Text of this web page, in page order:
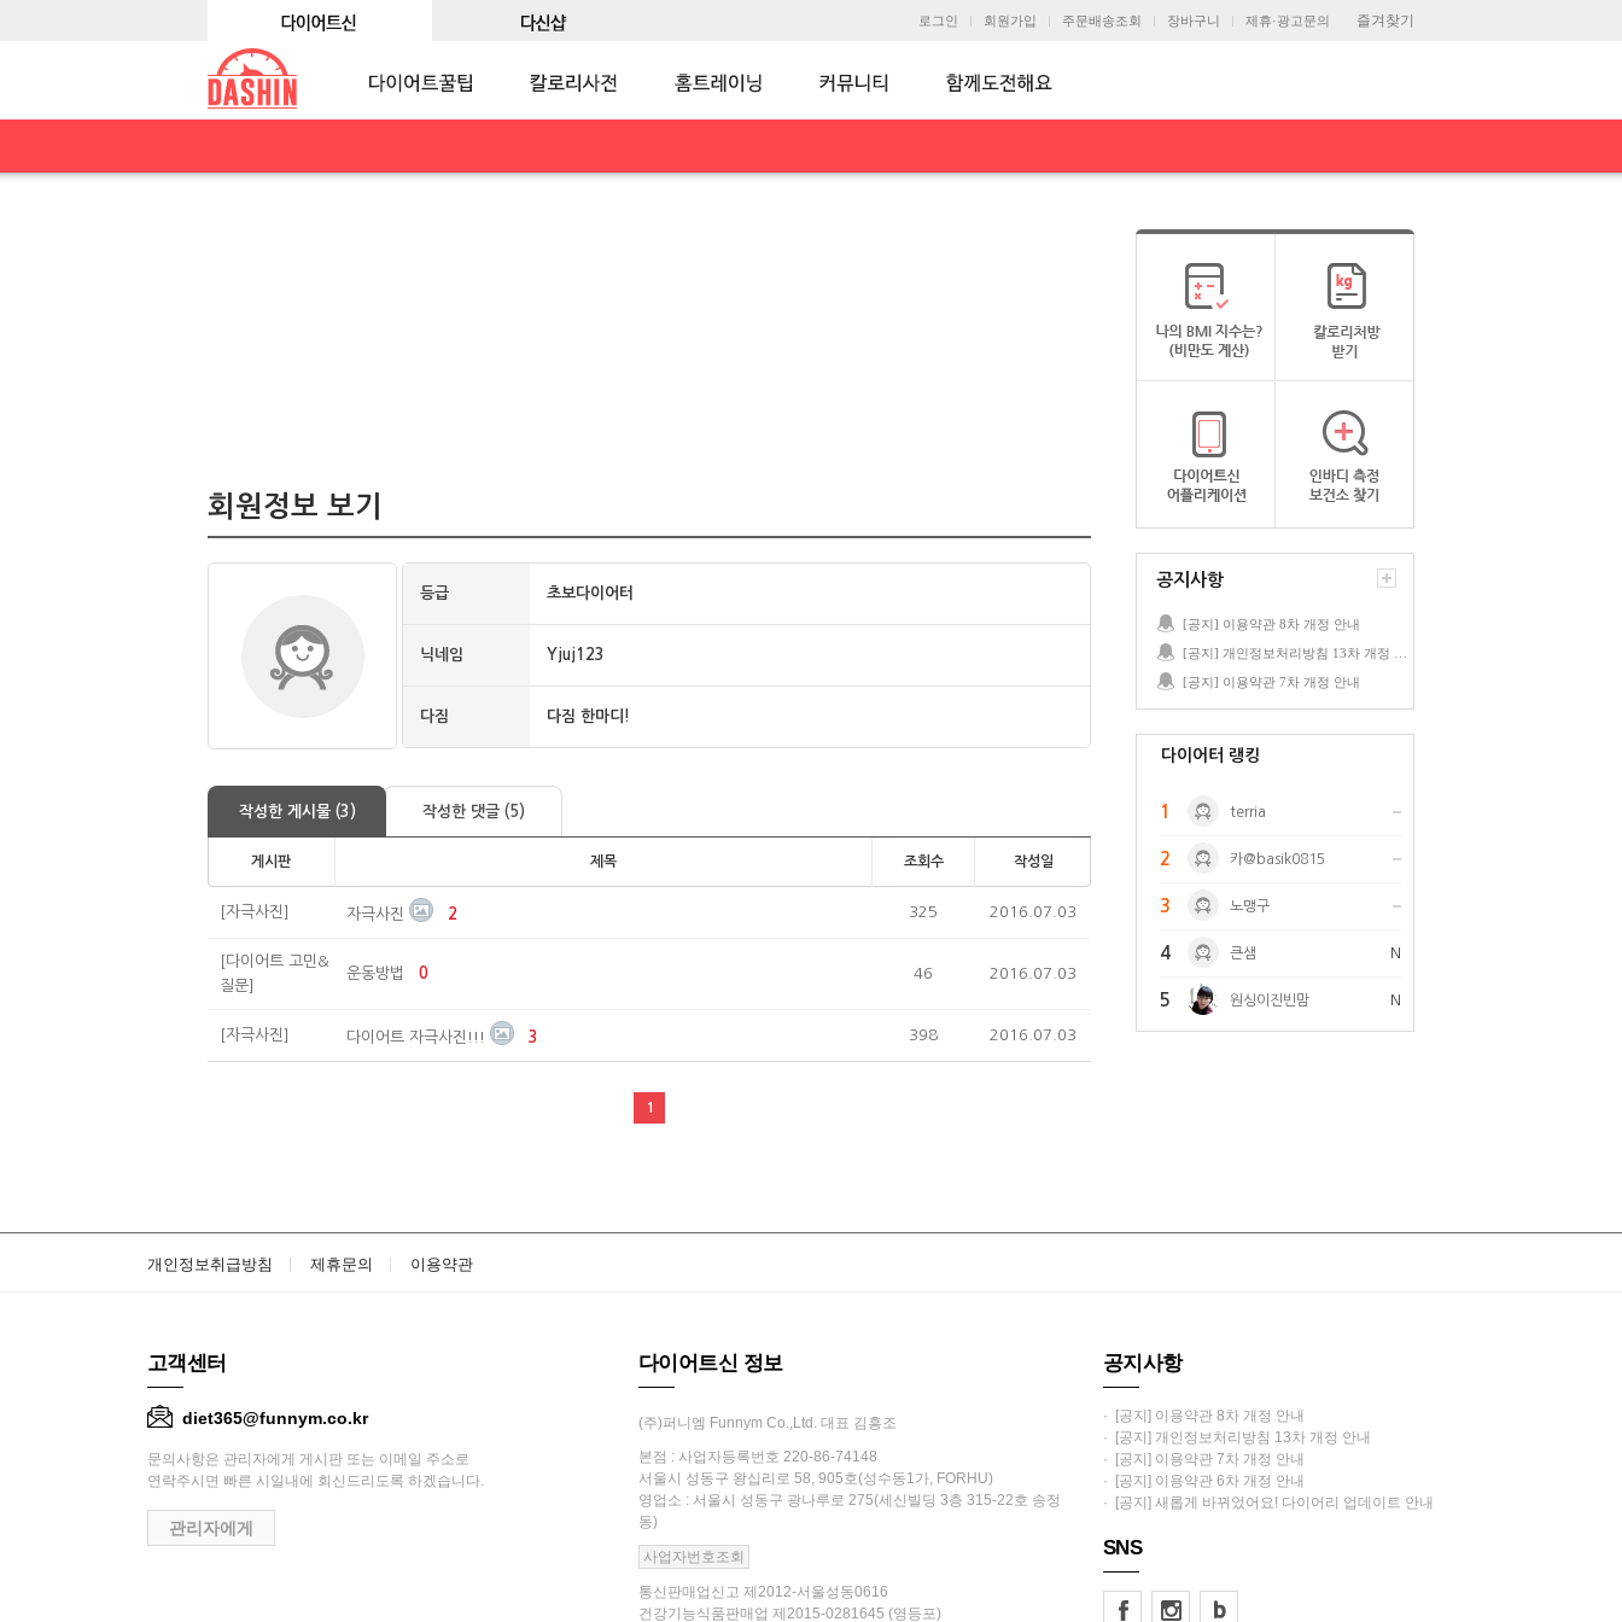
즐겨찾기
로그인 회원가입 주문배송조회 장바구니 제휴·광고문의
회원정보 보기
등급 초보다이어터
닉네임 Yjuj123
다짐 다짐 한마디!
작성한 게시물 (3) 작성한 댓글 (5)
게시판 제목 조회수 작성일
[자극사진] 자극사진 2 325 2016.07.03
[다이어트 고민&
질문]
운동방법 0 46 2016.07.03
[자극사진] 다이어트 자극사진!!! 3 398 2016.07.03
1
공지사항
[공지] 이용약관 8차 개정 안내
[공지] 이용약관 7차 개정 안내
다이어터 랭킹
1 terria
2 카@basik0815
3 노맹구
4 큰샘 N
5 원싱이진빈맘 N
개인정보취급방침 제휴문의 이용약관
고객센터
diet365@funnym.co.kr
문의사항은 관리자에게 게시판 또는 이메일 주소로
연락주시면 빠른 시일내에 회신드리도록 하겠습니다.
관리자에게
다이어트신 정보
(주)퍼니엠 Funnym Co.,Ltd. 대표 김흥조
본점 : 사업자등록번호 220-86-74148
서울시 성동구 왕십리로 58, 905호(성수동1가, FORHU)
영업소 : 서울시 성동구 광나루로 275(세신빌딩 3층 315-22호 송정
동)
사업자번호조회
통신판매업신고 제2012-서울성동0616
건강기능식품판매업 제2015-0281645 (영등포)
공지사항
· [공지] 이용약관 8차 개정 안내
· [공지] 개인정보처리방침 13차 개정 안내
· [공지] 이용약관 7차 개정 안내
· [공지] 이용약관 6차 개정 안내
· [공지] 새롭게 바뀌었어요! 다이어리 업데이트 안내
SNS